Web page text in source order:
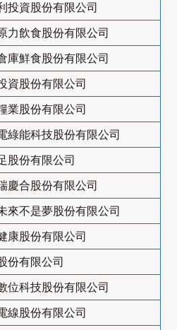
投資股份有限公司
力飲食股份有限公司
庫鮮食股份有限公司
資股份有限公司
業股份有限公司
綠能科技股份有限公司
股份有限公司
慶合股份有限公司
來不是夢股份有限公司
康股份有限公司
份有限公司
位科技股份有限公司
線股份有限公司